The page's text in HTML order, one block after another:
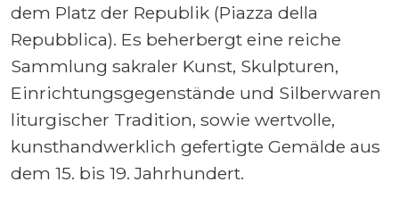
dem Platz der Republik (Piazza della
Repubblica). Es beherbergt eine reiche
Sammlung sakraler Kunst, Skulpturen,
Einrichtungsgegenstände und Silberwaren
liturgischer Tradition, sowie wertvolle,
kunsthandwerklich gefertigte Gemälde aus
dem 15. bis 19. Jahrhundert.